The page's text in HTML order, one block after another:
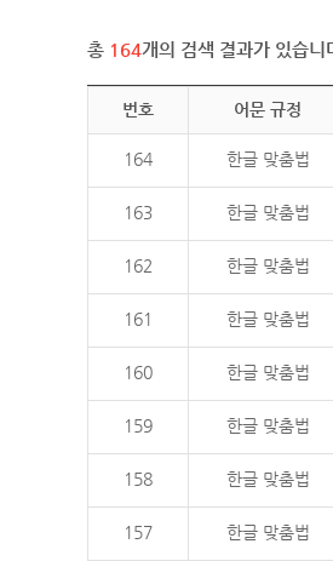
총 164개의 검색 결과가 있습니
번호 어문 규정
164 한글 맞춤법
163 한글 맞춤법
162 한글 맞춤법
161 한글 맞춤법
160 한글 맞춤법
159 한글 맞춤법
158 한글 맞춤법
157 한글 맞춤법